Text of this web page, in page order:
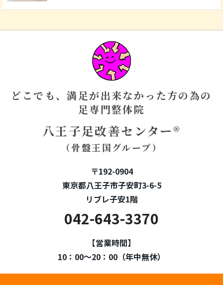
どこでも、満足が出来なかった方の為の
足専門整体院
八王子足改善センター®
（骨盤王国グループ）
〒192-0904
東京都八王子市子安町3-6-5
リブレ子安1階
042-643-3370
【営業時間】
10：00～20：00（年中無休）